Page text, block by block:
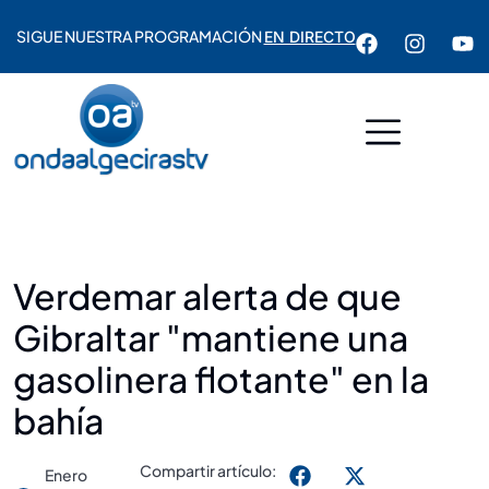
SIGUE NUESTRA PROGRAMACIÓNEN DIRECTO
Verdemar alerta de que
Gibraltar "mantiene una
gasolinera flotante" en la
bahía
Enero
Compartir artículo: